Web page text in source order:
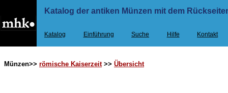
Katalog der antiken Münzen mit dem
Katalog Einführung Suche Hilfe Kontakt
Münzen>> römische Kaiserzeit>> Übersicht